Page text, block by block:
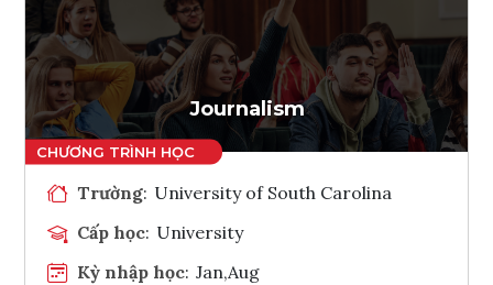
Ghi danh
Tham vấn Interlink
Journalism
Trường: University of South Carolina
Cấp học: University
Kỳ nhập học: Jan,Aug